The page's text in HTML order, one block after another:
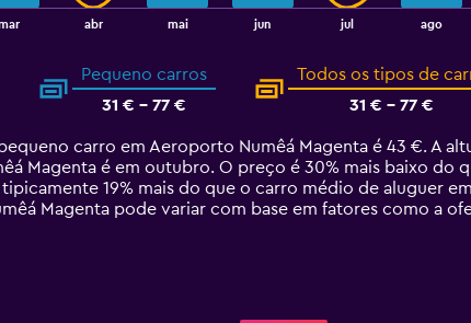
abr mai jun jul ago
Pequeno carros
31 € - 77 €
Todos os tipos de
31 € - 77 €
carro em Aeroporto Numêá Magenta é 43 €. A
Magenta é em outubro. O preço é 30% mais baixo do
19% mais do que o carro médio de aluguer
Magenta pode variar com base em fatores como a